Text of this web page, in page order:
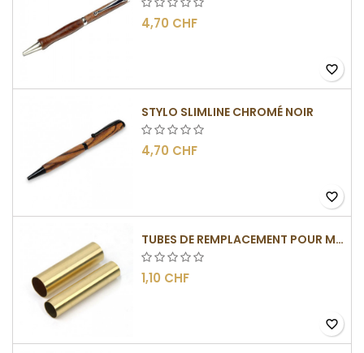
4,70 CHF
favorite_border
STYLO SLIMLINE CHROMÉ NOIR
4,70 CHF
favorite_border
TUBES DE REMPLACEMENT POUR MÉCANISME SLIMLINE
1,10 CHF
favorite_border